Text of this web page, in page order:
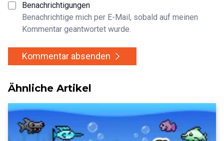
Benachrichtigungen
Benachrichtige mich per E-Mail, sobald auf meinen
Kommentar geantwortet wurde.
Kommentar absenden
Ähnliche Artikel